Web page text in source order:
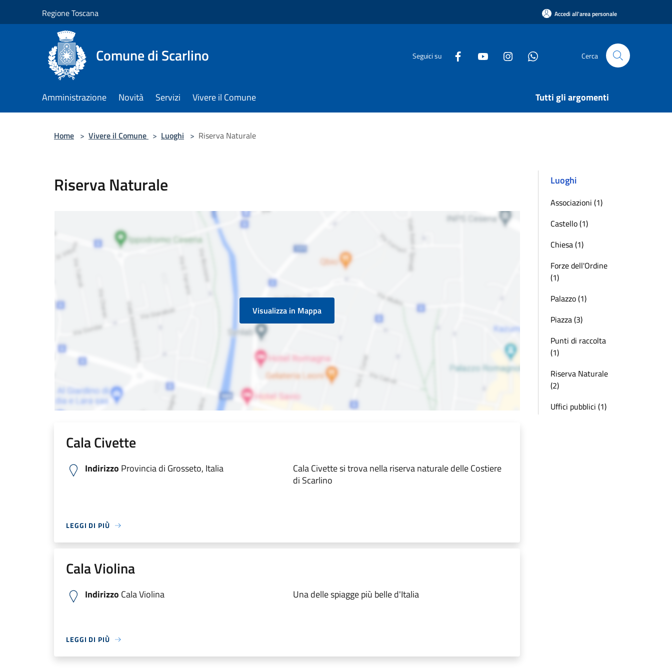
Regione Toscana Accedi all'area personale
Comune di Scarlino Seguici su Cerca
Amministrazione Novità Servizi Vivere il Comune Tutti gli argomenti
Home > Vivere il Comune > Luoghi > Riserva Naturale
Riserva Naturale
Visualizza in Mappa
Cala Civette
Indirizzo Provincia di Grosseto, Italia
Cala Civette si trova nella riserva naturale delle Costiere
di Scarlino
LEGGI DI PIÙ
Cala Violina
Indirizzo Cala Violina Una delle spiagge più belle d'Italia
LEGGI DI PIÙ
Luoghi
Associazioni (1)
Castello (1)
Chiesa (1)
Forze dell'Ordine
(1)
Palazzo (1)
Piazza (3)
Punti di raccolta
(1)
Riserva Naturale
(2)
Uffici pubblici (1)